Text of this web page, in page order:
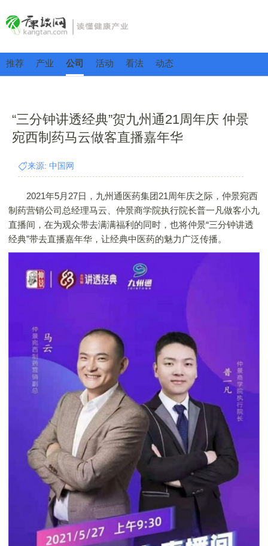
推荐 产业 公司 活动 看法 动态
“三分钟讲透经典”贺九州通21周年庆 仲景
宛西制药马云做客直播嘉年华
来源: 中国网
2021年5月27日，九州通医药集团21周年庆之际，仲景宛西
制药营销公司总经理马云、仲景商学院执行院长普一凡做客小九
直播间，在为观众带去满满福利的同时，也将仲景“三分钟讲透
经典”带去直播嘉年华，让经典中医药的魅力广泛传播。